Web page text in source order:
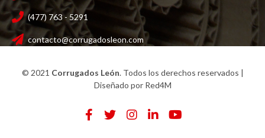
(477) 763 - 5291
contacto@corrugadosleon.com
© 2021 Corrugados León. Todos los derechos reservados |
Diseñado por Red4M